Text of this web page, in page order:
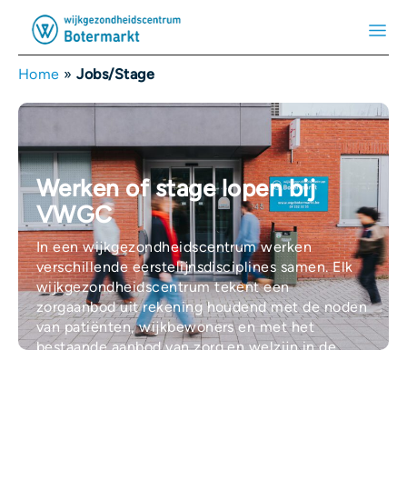
Home »Jobs/Stage
Werken of stage lopen bij
VWGC
In een wijkgezondheidscentrum werken
verschillende eerstelijnsdisciplines samen. Elk
wijkgezondheidscentrum tekent een
zorgaanbod uit rekening houdend met de noden
van patiënten, wijkbewoners en met het
bestaande aanbod van zorg en welzijn in de